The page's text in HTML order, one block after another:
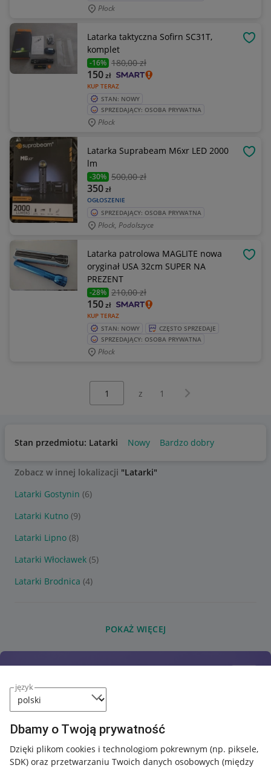
język
Dbamy o Twoją prywatność
Dzięki plikom cookies i technologiom pokrewnym (np. piksele,
SDK) oraz przetwarzaniu Twoich danych osobowych (między
Płock
Latarka taktyczna Sofirn SC31T,
komplet
-16% 180,00 zł
KUP TERAZ
150zł
STAN: NOWY
SPRZEDAJĄCY: OSOBA PRYWATNA
Płock
Latarka Suprabeam M6xr LED 2000
lm
-30% 500,00 zł
OGŁOSZENIE
350zł
SPRZEDAJĄCY: OSOBA PRYWATNA
Płock, Podolszyce
Latarka patrolowa MAGLITE nowa
oryginał USA 32cm SUPER NA
PREZENT
-28% 210,00 zł
KUP TERAZ
150zł
STAN: NOWY
CZĘSTO SPRZEDAJE
SPRZEDAJĄCY: OSOBA PRYWATNA
Płock
z 1 Następna strona
Stan przedmiotu: Latarki Nowy Bardzo dobry
Zobacz w innej lokalizacji "Latarki"
Latarki Gostynin (6)
Latarki Kutno (9)
Latarki Lipno (8)
Latarki Włocławek (5)
Latarki Brodnica (4)
POKAŻ WIĘCEJ